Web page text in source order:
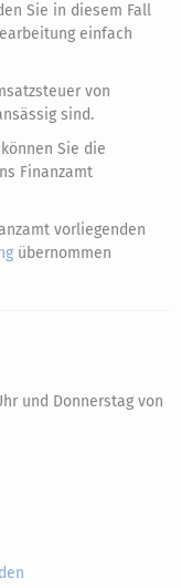
Sie in diesem Fall
einfach
von
sind.
Sie die
Finanzamt
vorliegenden
übernommen
und Donnerstag von